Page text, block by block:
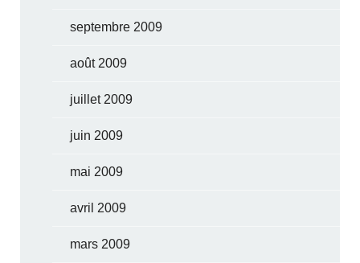
septembre 2009
août 2009
juillet 2009
juin 2009
mai 2009
avril 2009
mars 2009